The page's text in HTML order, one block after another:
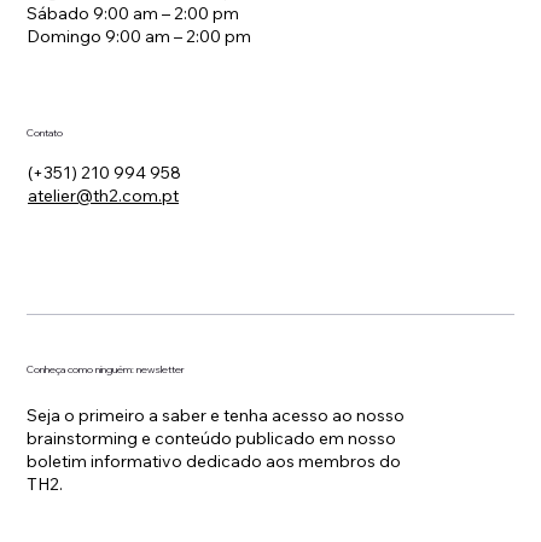
Sábado 9:00 am – 2:00 pm
Domingo 9:00 am – 2:00 pm
Contato
(+351) 210 994 958
atelier@th2.com.pt
Conheça como ninguém: newsletter
Seja o primeiro a saber e tenha acesso ao nosso
brainstorming e conteúdo publicado em nosso
boletim informativo dedicado aos membros do
TH2.